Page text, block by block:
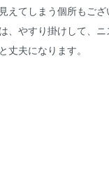
えてしまう個所もござ
、やすり掛けして、
丈夫になります。